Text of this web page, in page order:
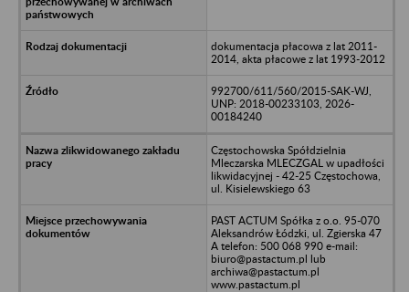
dokumentacja płacowa z lat 2011-
2014, akta płacowe z lat 1993-2012
992700/611/560/2015-SAK-WJ,
UNP: 2018-00233103, 2026-
00184240
Częstochowska Spółdzielnia
Mleczarska MLECZGAL w upadłości
likwidacyjnej - 42-25 Częstochowa,
ul. Kisielewskiego 63
PAST ACTUM Spółka z o.o. 95-070
Aleksandrów Łódzki, ul. Zgierska 47
A telefon: 500 068 990 e-mail:
biuro@pastactum.pl lub
archiwa@pastactum.pl
www.pastactum.pl